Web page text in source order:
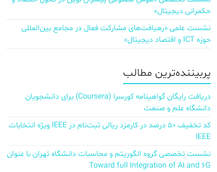
حکمرانی دیجیتال»
نشست علمی «رهیافت‌های مشارکت فعال در مجامع بین‌المللی
حوزه ICT و اقتصاد دیجیتال»
پربیننده‌ترین مطالب
دریافت رایگان گواهینامه کورسرا (Coursera) برای دانشجویان
دانشگاه علم و صنعت
کد تخفیف ۵۰ درصد در کارمزد ریالی ثبت‌نام در IEEE ویژه انتخابات
IEEE
نشست تخصصی گروه الگوریتم و محاسبات دانشگاه تهران با عنوان
Toward full Integration of AI and 6G